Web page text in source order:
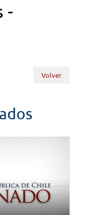
-
Volver